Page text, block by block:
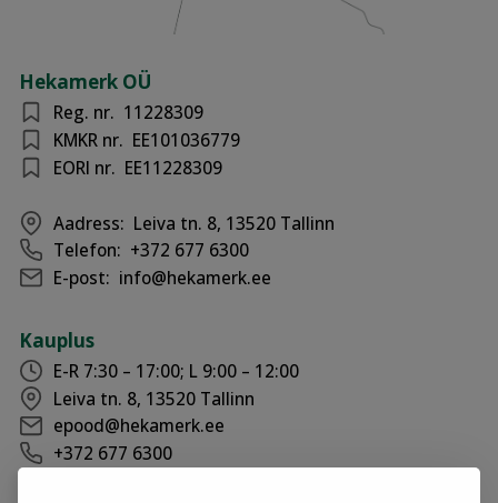
Hekamerk OÜ
Reg. nr. 11228309
KMKR nr. EE101036779
EORI nr. EE11228309
Aadress: Leiva tn. 8, 13520 Tallinn
Telefon: +372 677 6300
E-post: info@hekamerk.ee
Kauplus
E-R 7:30 – 17:00; L 9:00 – 12:00
Leiva tn. 8, 13520 Tallinn
epood@hekamerk.ee
+372 677 6300